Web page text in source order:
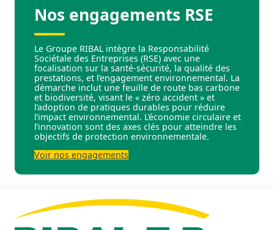
Nos engagements RSE
Le Groupe RIBAL intègre la Responsabilité
Sociétale des Entreprises (RSE) avec une
focalisation sur la santé-sécurité, la qualité des
prestations, et l’engagement environnemental. La
démarche inclut une feuille de route bas carbone
et biodiversité, visant le « zéro accident » et
l’adoption de pratiques durables pour réduire
l’impact environnemental. L’économie circulaire et
l’innovation sont des axes clés pour atteindre les
objectifs de protection environnementale.
Voir nos engagements